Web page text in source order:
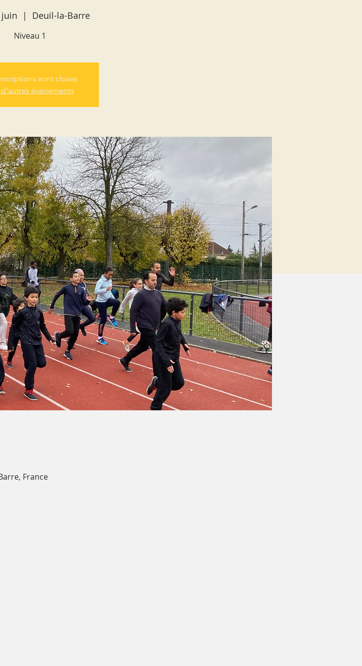
juin
  |
Deuil-la-Barre
Niveau 1
sont closes
événements
France